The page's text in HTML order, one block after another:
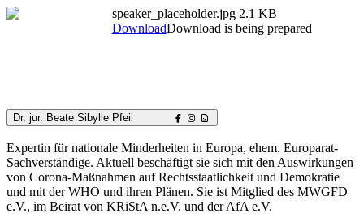
speaker_placeholder.jpg 2.1 KB
DownloadDownload is being prepared
Dr. jur. Beate Sibylle Pfeil
Expertin für nationale Minderheiten in Europa, ehem. Europarat-
Sachverständige. Aktuell beschäftigt sie sich mit den Auswirkungen
von Corona-Maßnahmen auf Rechtsstaatlichkeit und Demokratie
und mit der WHO und ihren Plänen. Sie ist Mitglied des MWGFD
e.V., im Beirat von KRiStA n.e.V. und der AfA e.V.